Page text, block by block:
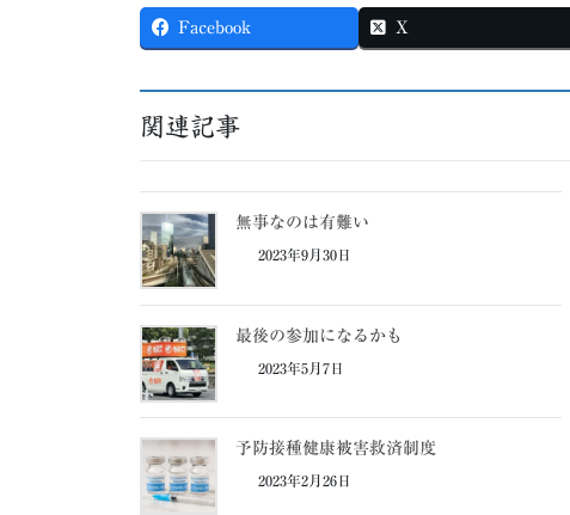
Facebook X
関連記事
無事なのは有難い
2023年9月30日
最後の参加になるかも
2023年5月7日
予防接種健康被害救済制度
2023年2月26日